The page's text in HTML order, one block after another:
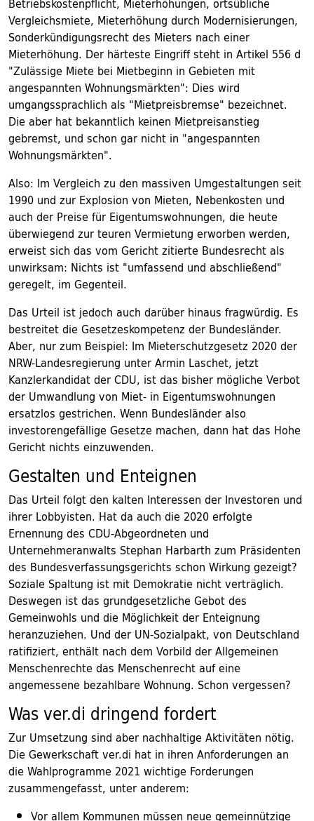
Vergleichsmiete, Mieterhöhung durch Modernisierungen,
Sonderkündigungsrecht des Mieters nach einer
Mieterhöhung. Der härteste Eingriff steht in Artikel 556 d
"Zulässige Miete bei Mietbeginn in Gebieten mit
angespannten Wohnungsmärkten": Dies wird
umgangssprachlich als "Mietpreisbremse" bezeichnet.
Die aber hat bekanntlich keinen Mietpreisanstieg
gebremst, und schon gar nicht in "angespannten
Wohnungsmärkten".
Also: Im Vergleich zu den massiven Umgestaltungen seit
1990 und zur Explosion von Mieten, Nebenkosten und
auch der Preise für Eigentumswohnungen, die heute
überwiegend zur teuren Vermietung erworben werden,
erweist sich das vom Gericht zitierte Bundesrecht als
unwirksam: Nichts ist "umfassend und abschließend"
geregelt, im Gegenteil.
Das Urteil ist jedoch auch darüber hinaus fragwürdig. Es
bestreitet die Gesetzeskompetenz der Bundesländer.
Aber, nur zum Beispiel: Im Mieterschutzgesetz 2020 der
NRW-Landesregierung unter Armin Laschet, jetzt
Kanzlerkandidat der CDU, ist das bisher mögliche Verbot
der Umwandlung von Miet- in Eigentumswohnungen
ersatzlos gestrichen. Wenn Bundesländer also
investorengefällige Gesetze machen, dann hat das Hohe
Gericht nichts einzuwenden.
Gestalten und Enteignen
Das Urteil folgt den kalten Interessen der Investoren und
ihrer Lobbyisten. Hat da auch die 2020 erfolgte
Ernennung des CDU-Abgeordneten und
Unternehmeranwalts Stephan Harbarth zum Präsidenten
des Bundesverfassungsgerichts schon Wirkung gezeigt?
Soziale Spaltung ist mit Demokratie nicht verträglich.
Deswegen ist das grundgesetzliche Gebot des
Gemeinwohls und die Möglichkeit der Enteignung
heranzuziehen. Und der UN-Sozialpakt, von Deutschland
ratifiziert, enthält nach dem Vorbild der Allgemeinen
Menschenrechte das Menschenrecht auf eine
angemessene bezahlbare Wohnung. Schon vergessen?
Was ver.di dringend fordert
Zur Umsetzung sind aber nachhaltige Aktivitäten nötig.
Die Gewerkschaft ver.di hat in ihren Anforderungen an
die Wahlprogramme 2021 wichtige Forderungen
zusammengefasst, unter anderem:
Vor allem Kommunen müssen neue gemeinnützige